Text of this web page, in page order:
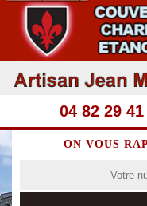
04 82 29
ON VOUS